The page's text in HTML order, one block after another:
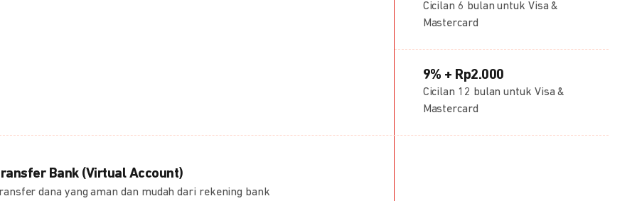
Cicilan 6 bulan untuk Visa &
Mastercard
9% + Rp2.000
Cicilan 12 bulan untuk Visa &
Mastercard
Bank (Virtual Account)
dana yang aman dan mudah dari rekening bank